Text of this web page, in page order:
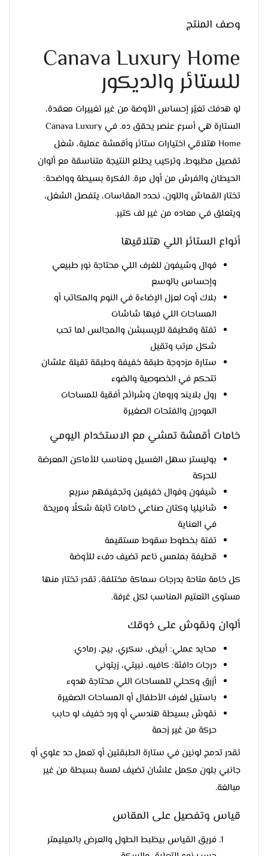
وصف المنتج
Canava Luxury Home
للستائر والديكور
لو هدفك تغيّر إحساس الأوضة من غير تغييرات معقدة،
الستارة هي أسرع عنصر يحقق ده. في Canava Luxury
Home هتلاقي اختيارات ستائر وأقمشة عملية، شغل
تفصيل مظبوط، وتركيب يطلع النتيجة متناسقة مع ألوان
الحيطان والفرش من أول مرة. الفكرة بسيطة وواضحة:
تختار القماش واللون، نحدد المقاسات، يتفصل الشغل،
ويتعلق في معاده من غير لف كتير.
أنواع الستائر اللي هتلاقيها
فوال وشيفون للغرف اللي محتاجة نور طبيعي
وإحساس بالوسع
بلاك أوت لعزل الإضاءة في النوم والمكاتب أو
المساحات اللي فيها شاشات
تفتة وقطيفة للريسبشن والمجالس لما تحب
شكل مرتب وتقيل
ستارة مزدوجة طبقة خفيفة وطبقة تقيلة علشان
تتحكم في الخصوصية والضوء
رول بلايند ورومان وشرائح أفقية للمساحات
المودرن والفتحات الصغيرة
خامات أقمشة تمشي مع الاستخدام اليومي
بوليستر سهل الغسيل ومناسب للأماكن المعرضة
للحركة
شيفون وفوال خفيفين وتجفيفهم سريع
شانيليا وكتان صناعي خامات ثابتة شكلًا ومريحة
في العناية
تفتة بخطوط سقوط مستقيمة
قطيفة بملمس ناعم تضيف دفء للأوضة
كل خامة متاحة بدرجات سماكة مختلفة، تقدر تختار منها
مستوى التعتيم المناسب لكل غرفة.
ألوان ونقوش على ذوقك
محايد عملي: أبيض، سكري، بيج، رمادي
درجات دافئة: كافيه، نبيتي، زيتوني
أزرق وكحلي للمساحات اللي محتاجة هدوء
باستيل لغرف الأطفال أو المساحات الصغيرة
نقوش بسيطة هندسي أو ورد خفيف لو حابب
حركة من غير زحمة
تقدر تدمج لونين في ستارة الطبقتين أو تعمل حد علوي أو
جانبي بلون مكمل علشان تضيف لمسة بسيطة من غير
مبالغة.
قياس وتفصيل على المقاس
فريق القياس بيظبط الطول والعرض بالميليمتر